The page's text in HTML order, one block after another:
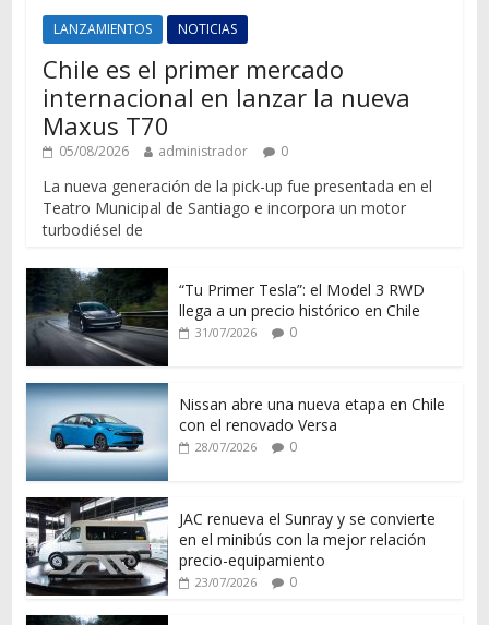
LANZAMIENTOS NOTICIAS
Chile es el primer mercado
internacional en lanzar la nueva
Maxus T70
05/08/2026 administrador 0
La nueva generación de la pick-up fue presentada en el
Teatro Municipal de Santiago e incorpora un motor
turbodiésel de
“Tu Primer Tesla”: el Model 3 RWD
llega a un precio histórico en Chile
31/07/2026 0
Nissan abre una nueva etapa en Chile
con el renovado Versa
28/07/2026 0
JAC renueva el Sunray y se convierte
en el minibús con la mejor relación
precio-equipamiento
23/07/2026 0